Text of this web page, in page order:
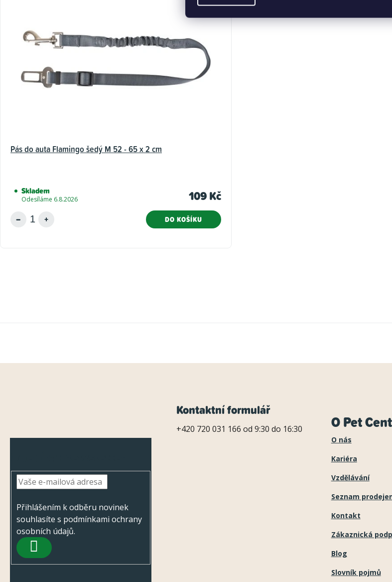
Pás do auta Flamingo šedý M 52 - 65 x 2 cm
Skladem
Odesíláme 6.8.2026 109 Kč
DO KOŠÍKU
Přihlášením k odběru novinek
souhlasíte s podmínkami ochrany
osobních údajů.
PŘIHLÁSIT
Kontaktní formulář
+420 720 031 166 od 9:30 do 16:30 O Pet
O nás
Kariéra
Vzdělávání
Seznam
Kontakt
Zákaznická
Blog
Slovník pojmů